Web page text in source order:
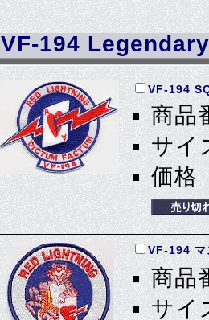
VF-194
VF-194
商品
サイ
価格
VF-194 マ
商品
サイ